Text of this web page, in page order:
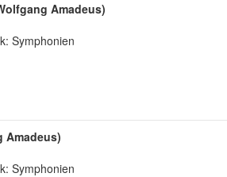
Amadeus)
Symphonien
Amadeus)
Symphonien